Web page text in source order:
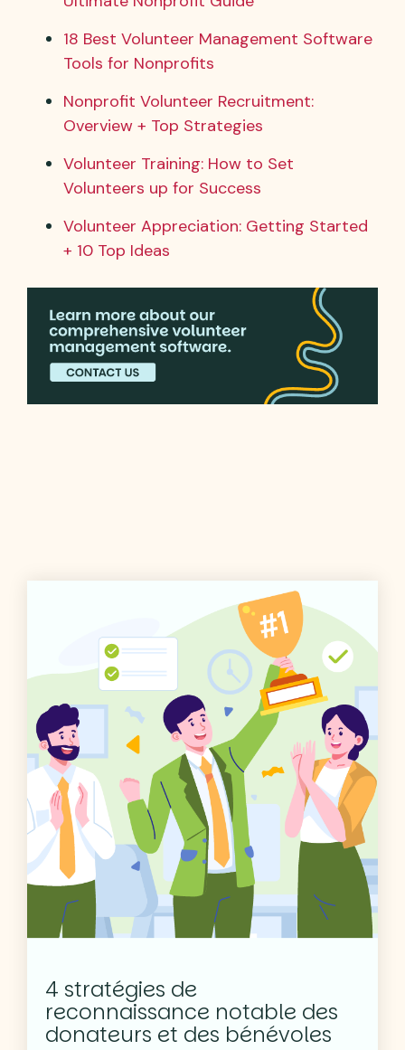
18 Best Volunteer Management Software
Tools for Nonprofits
Nonprofit Volunteer Recruitment:
Overview + Top Strategies
Volunteer Training: How to Set
Volunteers up for Success
Volunteer Appreciation: Getting Started
+ 10 Top Ideas
4 stratégies de
reconnaissance notable des
donateurs et des bénévoles